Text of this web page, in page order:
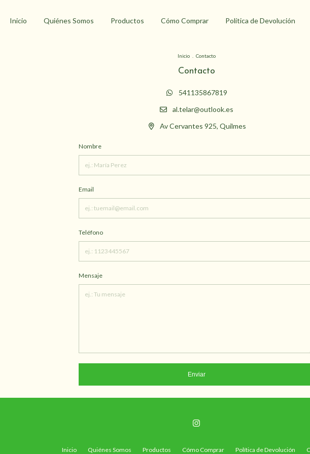
Inicio Quiénes Somos Productos Cómo Comprar Política de Devolución
Inicio Contacto
Contacto
541135867819
al.telar@outlook.es
Av Cervantes 925, Quilmes
Nombre
Email
Teléfono
Mensaje
Enviar
Inicio Quiénes Somos Productos Cómo Comprar Política de Devolución